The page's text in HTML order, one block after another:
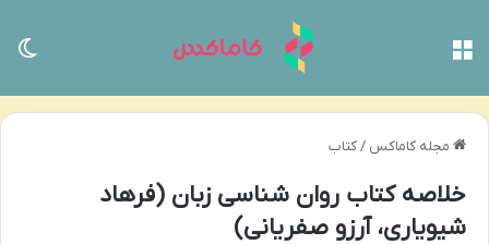
مجله کاماکس /کتاب
خلاصه کتاب روان شناسی زبان (فرهاد
شیویاری، آرزو صفریانی)